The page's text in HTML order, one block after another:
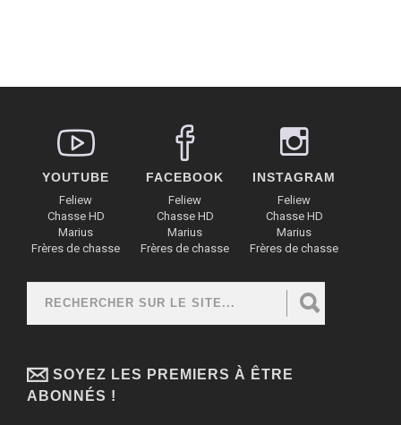
YOUTUBE
Feliew
Chasse HD
Marius
Frères de chasse
FACEBOOK
Feliew
Chasse HD
Marius
Frères de chasse
INSTAGRAM
Feliew
Chasse HD
Marius
Frères de chasse
FORMULAIRE DE RECHERCHE
SOYEZ LES PREMIERS À ÊTRE
ABONNÉS !